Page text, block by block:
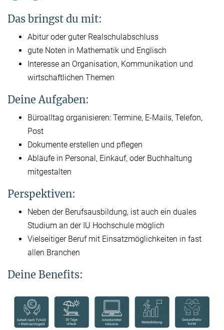
Das bringst du mit:
Abitur oder guter Realschulabschluss
gute Noten in Mathematik und Englisch
Interesse an Organisation, Kommunikation und
wirtschaftlichen Themen
Deine Aufgaben:
Büroalltag organisieren: Termine, E-Mails, Telefon,
Post
Dokumente erstellen und pflegen
Abläufe in Personal, Einkauf, oder Buchhaltung
mitgestalten
Perspektiven:
Neben der Berufsausbildung, ist auch ein duales
Studium an der IU Hochschule möglich
Vielseitiger Beruf mit Einsatzmöglichkeiten in fast
allen Branchen
Deine Benefits: